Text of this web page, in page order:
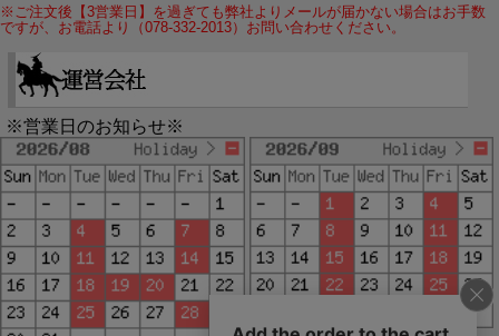
※ご注文後【3営業日】を過ぎても弊社よりメールが届かない場合はお手数
ですが、お電話より（078-332-2013）お問い合わせください。
※営業日のお知らせ※